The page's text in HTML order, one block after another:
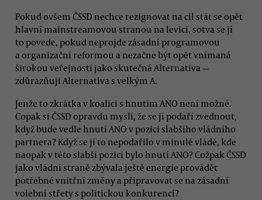
Pokud ovšem ČSSD nechce rezignovat na cíl stát se opět
hlavní mainstreamovou stranou na levici, sotva se jí
to povede, pokud neprojde zásadní programovou
a organizační reformou a nezačne být opět vnímaná
širokou veřejností jako skutečná Alternativa —
zdůrazňuji Alternativa s velkým A.
Jenže to zkrátka v koalici s hnutím ANO není možné.
Copak si ČSSD opravdu myslí, že se jí podaří zvednout,
když bude vedle hnutí ANO v pozici slabšího vládního
partnera? Když se jí to nepodařilo v minulé vládě, kde
naopak v této slabší pozici bylo hnutí ANO? Cožpak ČSSD
jako vládní straně zbývala ještě energie provádět
potřebné vnitřní změny a připravovat se na zásadní
volební střety s politickou konkurencí?